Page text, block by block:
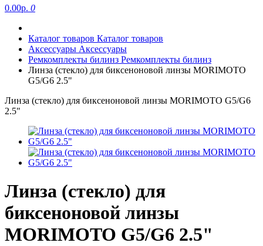
0.00р. 0
Каталог товаров Каталог товаров
Аксессуары Аксессуары
Ремкомплекты билинз Ремкомплекты билинз
Линза (стекло) для биксеноновой линзы MORIMOTO
G5/G6 2.5"
Линза (стекло) для биксеноновой линзы MORIMOTO G5/G6
2.5"
Линза (стекло) для
биксеноновой линзы
MORIMOTO G5/G6 2.5"